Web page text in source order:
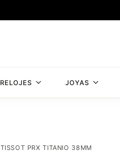
RELOJES JOYAS
TISSOT PRX TITANIO 38MM